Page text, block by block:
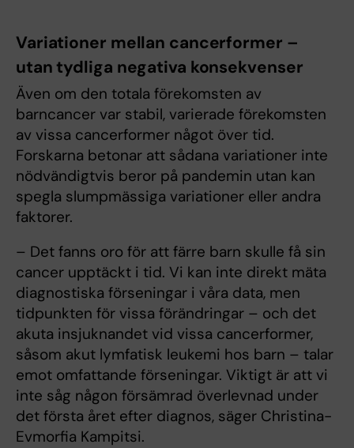
Variationer mellan cancerformer –
utan tydliga negativa konsekvenser
Även om den totala förekomsten av
barncancer var stabil, varierade förekomsten
av vissa cancerformer något över tid.
Forskarna betonar att sådana variationer inte
nödvändigtvis beror på pandemin utan kan
spegla slumpmässiga variationer eller andra
faktorer.
– Det fanns oro för att färre barn skulle få sin
cancer upptäckt i tid. Vi kan inte direkt mäta
diagnostiska förseningar i våra data, men
tidpunkten för vissa förändringar – och det
akuta insjuknandet vid vissa cancerformer,
såsom akut lymfatisk leukemi hos barn – talar
emot omfattande förseningar. Viktigt är att vi
inte såg någon försämrad överlevnad under
det första året efter diagnos, säger Christina-
Evmorfia Kampitsi.